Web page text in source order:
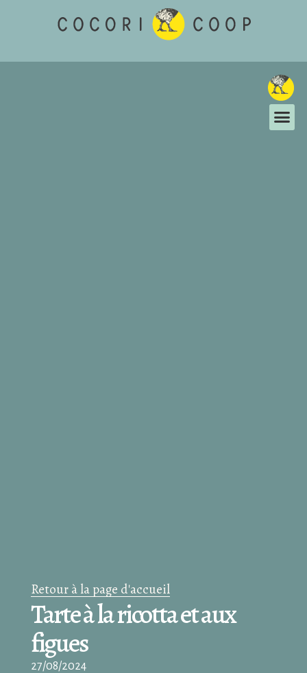
Retour à la page d'accueil
Tarte à la ricotta et aux
figues
27/08/2024